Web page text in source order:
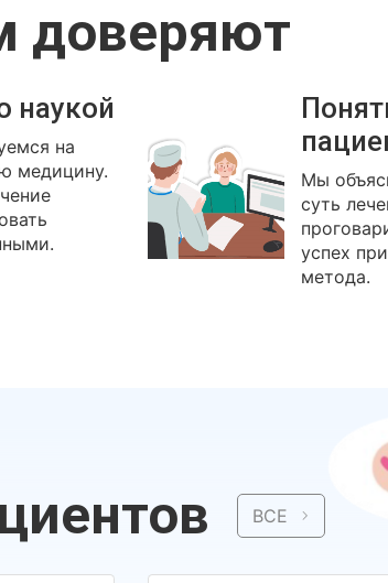
доверяют
наукой
на
медицину.
Мы
суть
успех
метода.
ВСЕ